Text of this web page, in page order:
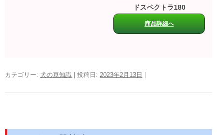
ドスペクトラ180
商品詳細へ
カテゴリー: 犬の豆知識 | 投稿日: 2023年2月13日